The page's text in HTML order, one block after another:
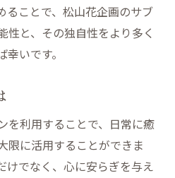
ることで、松山花企画のサブ
性と、その独自性をより多く
いです。
を利用することで、日常に癒
限に活用することができま
けでなく、心に安らぎを与え